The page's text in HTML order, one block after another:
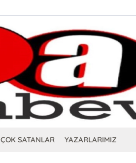
ÇOK SATANLAR YAZARLARIMIZ